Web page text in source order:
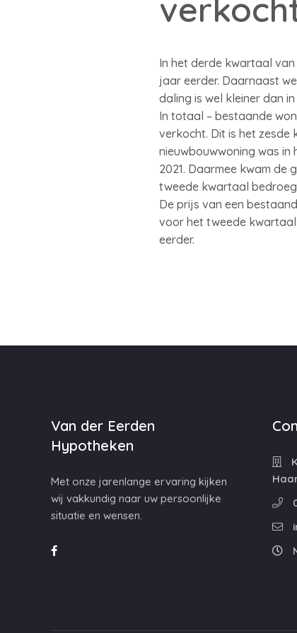
In het derde kwartaal van
jaar eerder. Daarnaast
daling is wel kleiner dan
In totaal – bestaande
verkocht. Dit is het zesde
nieuwbouwwoning was
2021. Daarmee kwam de
tweede kwartaal
De prijs van een
voor het tweede
eerder.
Van der Eerden
Hypotheken
Met onze jarenlange ervaring kijken
wij vakkundig naar uw persoonlijke
situatie en wensen.